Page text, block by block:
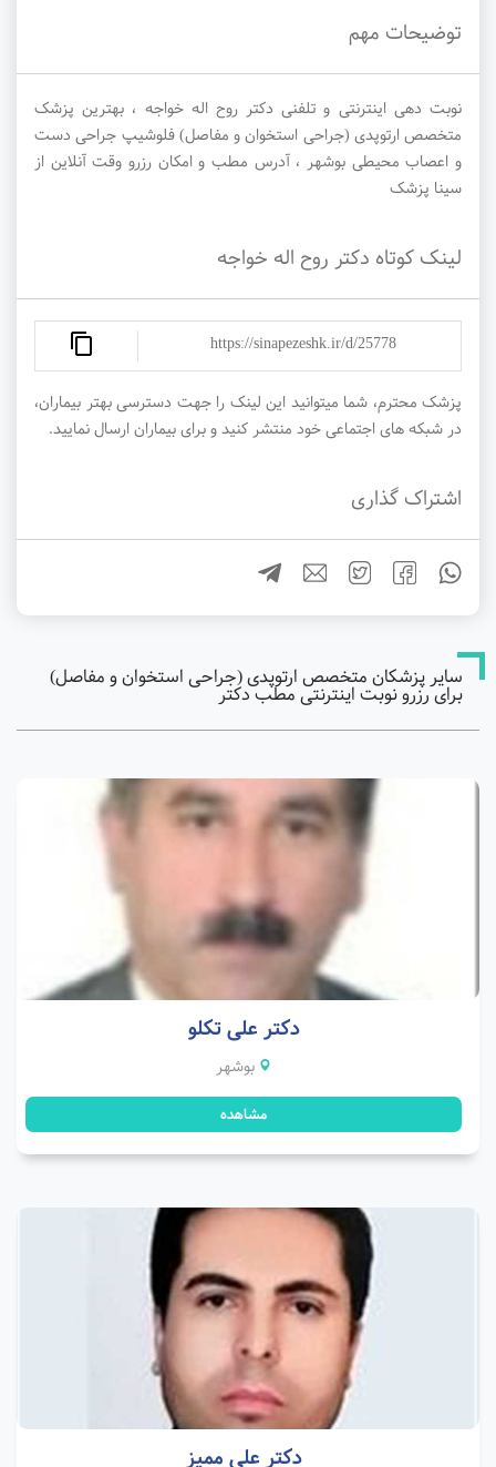
توضیحات مهم
نوبت دهی اینترنتی و تلفنی دکتر روح اله خواجه ، بهترین پزشک
متخصص ارتوپدی (جراحی استخوان و مفاصل) فلوشیپ جراحی دست
و اعصاب محیطی بوشهر ، آدرس مطب و امکان رزرو وقت آنلاین از
سینا پزشک
لینک کوتاه دکتر روح اله خواجه
https://sinapezeshk.ir/d/25778
پزشک محترم، شما میتوانید این لینک را جهت دسترسی بهتر بیماران،
در شبکه های اجتماعی خود منتشر کنید و برای بیماران ارسال نمایید.
اشتراک گذاری
سایر پزشکان متخصص ارتوپدی (جراحی استخوان و مفاصل)
برای رزرو نوبت اینترنتی مطب دکتر
دکتر علی تکلو
بوشهر
مشاهده
دکتر علی ممیز